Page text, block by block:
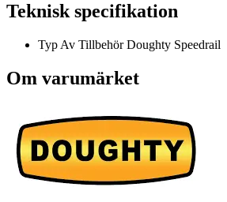
Teknisk specifikation
Typ Av TillbehörDoughty Speedrail
Om varumärket